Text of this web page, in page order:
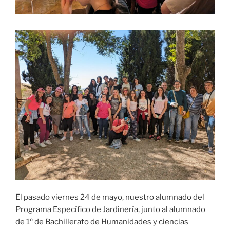
El pasado viernes 24 de mayo, nuestro alumnado del
Programa Específico de Jardinería, junto al alumnado
de 1º de Bachillerato de Humanidades y ciencias